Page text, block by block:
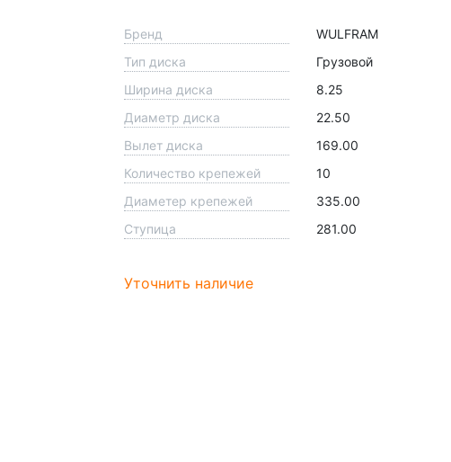
Бренд
WULFRAM
Тип диска
Грузовой
Ширина диска
8.25
Диаметр диска
22.50
Вылет диска
169.00
Количество крепежей
10
Диаметер крепежей
335.00
Ступица
281.00
Уточнить наличие